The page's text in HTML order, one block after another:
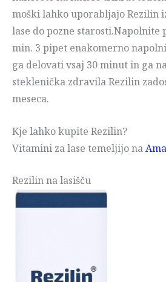
moški lahko uporabljajo Rezilin
lase do pozne starosti.Napolnite
min. 3 pipet enakomerno
ga delovati vsaj 30 minut in ga
steklenička zdravila Rezilin
meseca.
Kje lahko kupite Rezilin?
Vitamini za lase temeljijo na
Rezilin na lasišču